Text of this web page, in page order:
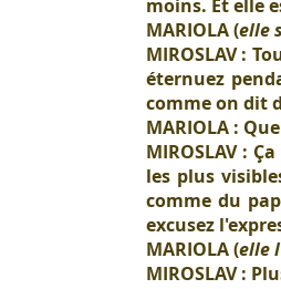
moins. Et elle
MARIOLA (elle
MIROSLAV :
éternuez
comme on dit
MARIOLA :
MIROSLAV :
les plus
comme du
excusez
MARIOLA (elle
MIROSLAV :